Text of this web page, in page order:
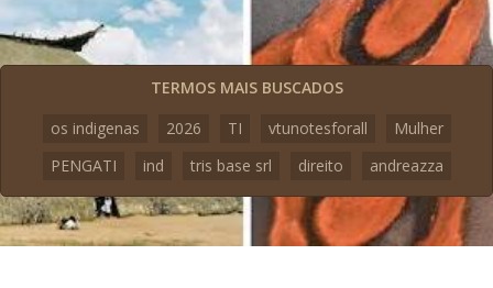
TERMOS MAIS BUSCADOS
os indigenas
2026 TI vtunotesforall
Mulher
PENGATI
ind tris base srl direito andreazza